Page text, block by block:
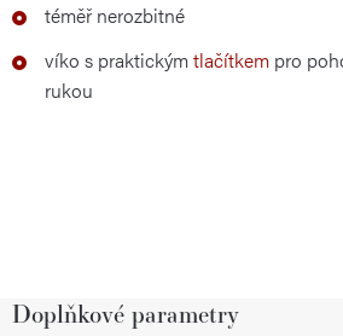
téměř nerozbitné
víko s praktickýmtlačítkem pro
rukou
Doplňkové parametry